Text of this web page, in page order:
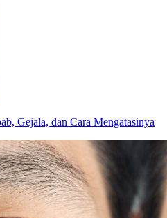
Gejala, dan Cara Mengatasinya